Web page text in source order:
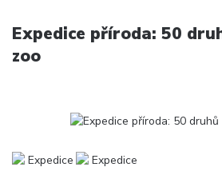
Expedice příroda: 50
zoo